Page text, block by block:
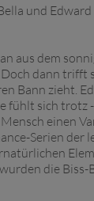
und Edward
aus dem
dann trifft
Bann zieht.
fühlt sich trotz
einen
Serien
die